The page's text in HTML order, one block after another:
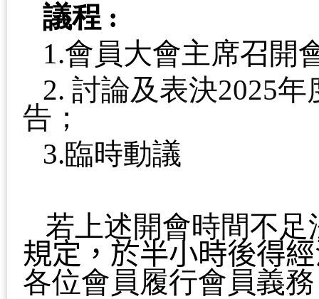
議程 :
1.會員大會主席召開
2. 討論及表決2025年
告 ；
3.臨時動議
若上述開會時間不足
規定，於半小時後得
各位會員履行會員義